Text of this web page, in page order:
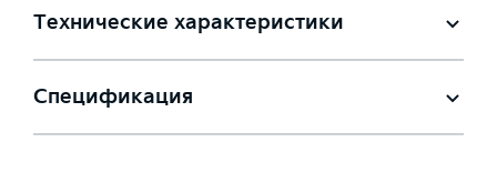
Технические характеристики
Спецификация